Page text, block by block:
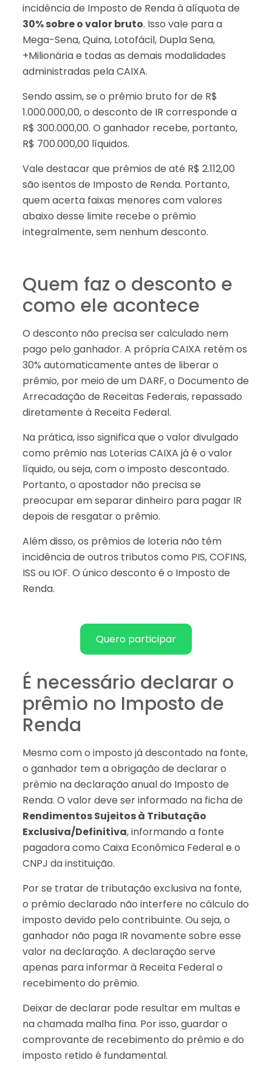
incidência de Imposto de Renda à alíquota de
30% sobre o valor bruto. Isso vale para a
Mega-Sena, Quina, Lotofácil, Dupla Sena,
+Milionária e todas as demais modalidades
administradas pela CAIXA.
Sendo assim, se o prêmio bruto for de R$
1.000.000,00, o desconto de IR corresponde a
R$ 300.000,00. O ganhador recebe, portanto,
R$ 700.000,00 líquidos.
Vale destacar que prêmios de até R$ 2.112,00
são isentos de Imposto de Renda. Portanto,
quem acerta faixas menores com valores
abaixo desse limite recebe o prêmio
integralmente, sem nenhum desconto.
Quem faz o desconto e
como ele acontece
O desconto não precisa ser calculado nem
pago pelo ganhador. A própria CAIXA retém os
30% automaticamente antes de liberar o
prêmio, por meio de um DARF, o Documento de
Arrecadação de Receitas Federais, repassado
diretamente à Receita Federal.
Na prática, isso significa que o valor divulgado
como prêmio nas Loterias CAIXA já é o valor
líquido, ou seja, com o imposto descontado.
Portanto, o apostador não precisa se
preocupar em separar dinheiro para pagar IR
depois de resgatar o prêmio.
Além disso, os prêmios de loteria não têm
incidência de outros tributos como PIS, COFINS,
ISS ou IOF. O único desconto é o Imposto de
Renda.
Quero participar
É necessário declarar o
prêmio no Imposto de
Renda
Mesmo com o imposto já descontado na fonte,
o ganhador tem a obrigação de declarar o
prêmio na declaração anual do Imposto de
Renda. O valor deve ser informado na ficha de
Rendimentos Sujeitos à Tributação
Exclusiva/Definitiva, informando a fonte
pagadora como Caixa Econômica Federal e o
CNPJ da instituição.
Por se tratar de tributação exclusiva na fonte,
o prêmio declarado não interfere no cálculo do
imposto devido pelo contribuinte. Ou seja, o
ganhador não paga IR novamente sobre esse
valor na declaração. A declaração serve
apenas para informar à Receita Federal o
recebimento do prêmio.
Deixar de declarar pode resultar em multas e
na chamada malha fina. Por isso, guardar o
comprovante de recebimento do prêmio e do
imposto retido é fundamental.